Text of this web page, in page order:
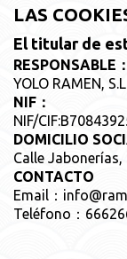
LAS
El titular de
RESPONSABLE：
YOLO RAMEN, S.L
NIF：
NIF/
DOMICILIO
Calle
CONTACTO
Email：
Teléfono：